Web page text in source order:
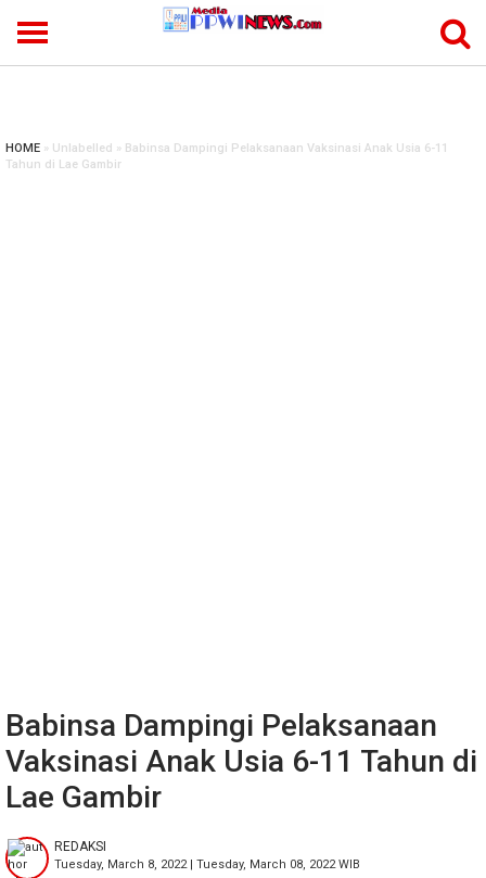
HOME » Unlabelled » Babinsa Dampingi Pelaksanaan Vaksinasi Anak Usia 6-11
Tahun di Lae Gambir
Babinsa Dampingi Pelaksanaan
Vaksinasi Anak Usia 6-11 Tahun di
Lae Gambir
REDAKSI
Tuesday, March 8, 2022 | Tuesday, March 08, 2022 WIB